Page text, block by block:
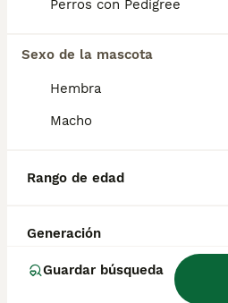
Perros con Pedigree
Sexo de la mascota
Hembra
Macho
Rango de edad
Generación
Guardar búsqueda
¿Cuál es el terrier
tranquilo?
una raza agresiva?
¿Cuánto cuesta un
de English Toy